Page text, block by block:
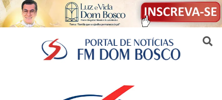
Sair da versão mobile